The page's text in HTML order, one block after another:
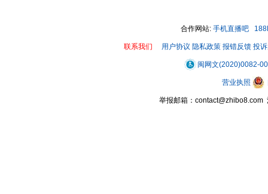
合作网站: 手机直播吧
联系我们 用户协议 隐私政策 报错反馈 投
闽网文(2020)0082-
营业执照
举报邮箱：